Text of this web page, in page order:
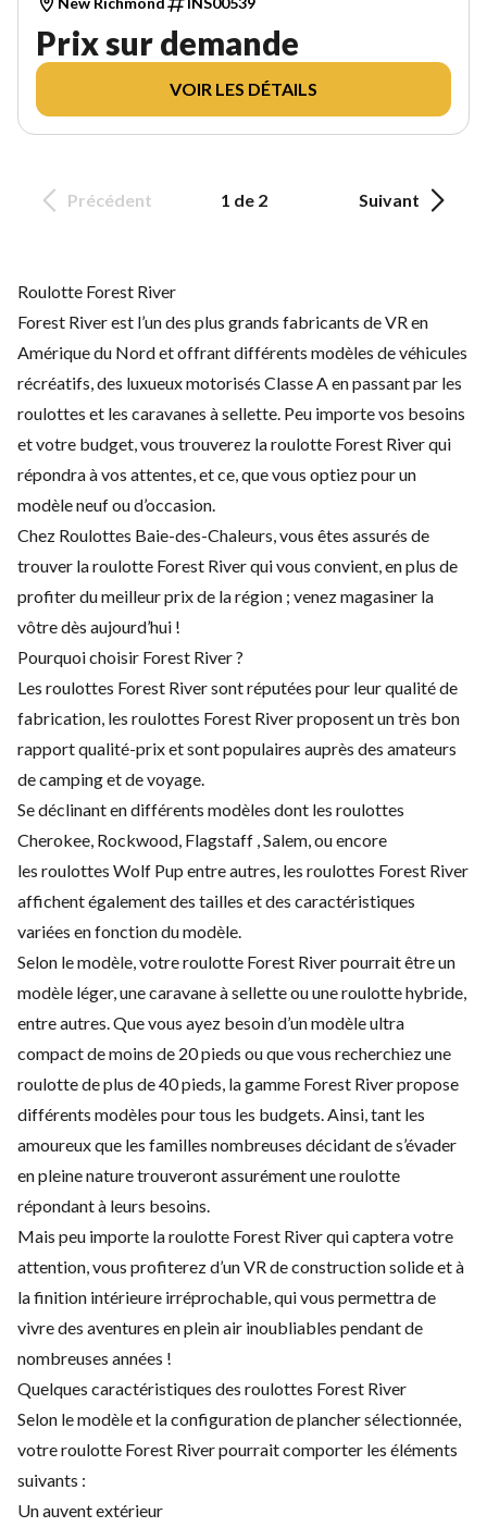
Prix sur demande
VOIR LES DÉTAILS
Précédent 1 de 2 Suivant
Roulotte Forest River
Forest River est l’un des plus grands fabricants de VR en
Amérique du Nord et offrant différents modèles de véhicules
récréatifs, des luxueux motorisés Classe A en passant par les
roulottes et les caravanes à sellette. Peu importe vos besoins
et votre budget, vous trouverez la roulotte Forest River qui
répondra à vos attentes, et ce, que vous optiez pour un
modèle neuf ou d’occasion.
Chez Roulottes Baie-des-Chaleurs, vous êtes assurés de
trouver la roulotte Forest River qui vous convient, en plus de
profiter du meilleur prix de la région ; venez magasiner la
vôtre dès aujourd’hui !
Pourquoi choisir Forest River ?
Les roulottes Forest River sont réputées pour leur qualité de
fabrication, les roulottes Forest River proposent un très bon
rapport qualité-prix et sont populaires auprès des amateurs
de camping et de voyage.
Se déclinant en différents modèles dont les roulottes
Cherokee, Rockwood, Flagstaff , Salem, ou encore
les roulottes Wolf Pup entre autres, les roulottes Forest River
affichent également des tailles et des caractéristiques
variées en fonction du modèle.
Selon le modèle, votre roulotte Forest River pourrait être un
modèle léger, une caravane à sellette ou une roulotte hybride,
entre autres. Que vous ayez besoin d’un modèle ultra
compact de moins de 20 pieds ou que vous recherchiez une
roulotte de plus de 40 pieds, la gamme Forest River propose
différents modèles pour tous les budgets. Ainsi, tant les
amoureux que les familles nombreuses décidant de s’évader
en pleine nature trouveront assurément une roulotte
répondant à leurs besoins.
Mais peu importe la roulotte Forest River qui captera votre
attention, vous profiterez d’un VR de construction solide et à
la finition intérieure irréprochable, qui vous permettra de
vivre des aventures en plein air inoubliables pendant de
nombreuses années !
Quelques caractéristiques des roulottes Forest River
Selon le modèle et la configuration de plancher sélectionnée,
votre roulotte Forest River pourrait comporter les éléments
suivants :
Un auvent extérieur